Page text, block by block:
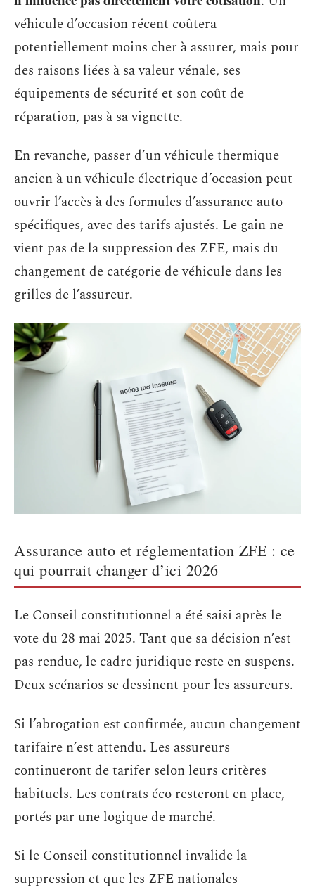
véhicule d’occasion récent coûtera
potentiellement moins cher à assurer, mais pour
des raisons liées à sa valeur vénale, ses
équipements de sécurité et son coût de
réparation, pas à sa vignette.
En revanche, passer d’un véhicule thermique
ancien à un véhicule électrique d’occasion peut
ouvrir l’accès à des formules d’assurance auto
spécifiques, avec des tarifs ajustés. Le gain ne
vient pas de la suppression des ZFE, mais du
changement de catégorie de véhicule dans les
grilles de l’assureur.
Assurance auto et réglementation ZFE : ce
qui pourrait changer d’ici 2026
Le Conseil constitutionnel a été saisi après le
vote du 28 mai 2025. Tant que sa décision n’est
pas rendue, le cadre juridique reste en suspens.
Deux scénarios se dessinent pour les assureurs.
Si l’abrogation est confirmée, aucun changement
tarifaire n’est attendu. Les assureurs
continueront de tarifer selon leurs critères
habituels. Les contrats éco resteront en place,
portés par une logique de marché.
Si le Conseil constitutionnel invalide la
suppression et que les ZFE nationales